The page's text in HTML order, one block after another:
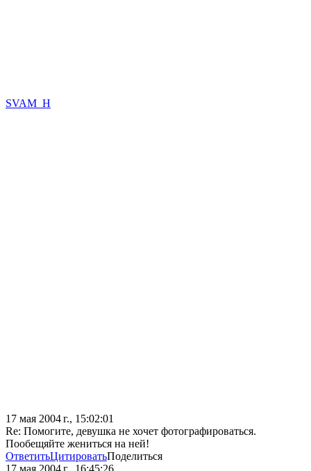
SVAM_H
17 мая 2004 г., 15:02:01
Re: Помогите, девушка не хочет фотографироваться.
Пообещяйте жениться на ней!
ОтветитьЦитироватьПоделиться